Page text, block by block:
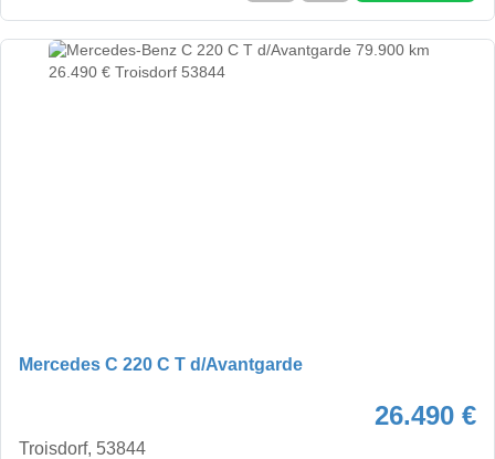
Mercedes C 220 C T d/Avantgarde
26.490 €
Troisdorf, 53844